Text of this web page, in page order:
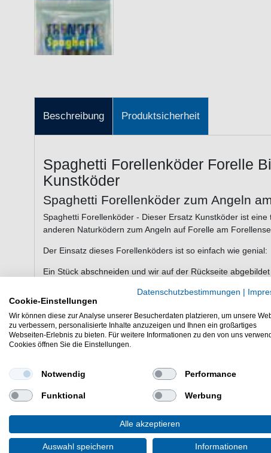
Beschreibung Produktsicherheit
Spaghetti Forellenköder Forelle
Kunstköder
Spaghetti Forellenköder zum Angeln
Spaghetti Forellenköder - Dieser Ersatz Kunstköder ist
anderen Naturködern zum Angeln auf Forelle am
Der Einsatz dieses Forellenköders ist so einfach wie genial:
Ein Stück abschneiden und wir auf der Rückseite
auswerfen und der Köder rotiert für Forellen, Barsche,...
Dieser tolle Forellenköder ist ein sehr guter Ersatz für
aufgezogen werden und übersteht deutlich mehr Attacken
Naturköder.
Die Spaghetti sind in unterschiedlichen Farben erhältlich.
Diese Forellenköder sind ein guter Köder auf Regenbogen
Inhalt: 5 Spaghetti Forellenköder je Paket
Datenschutzbestimmungen
Cookie-Einstellungen
Wir können diese zur Analyse unserer Besucherdaten platzieren, um unsere
zu verbessern, personalisierte Inhalte anzuzeigen und Ihnen ein großartiges
Webseiten-Erlebnis zu bieten. Für weitere Informationen zu den von uns
Cookies öffnen Sie die Einstellungen.
Notwendig Performance
Funktional Werbung
Alle akzeptieren
Auswahl speichern Informationen